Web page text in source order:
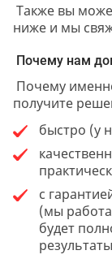
Также вы
ниже и мы
Почему нам
Почему
получите
быстро (у
с
(мы
будет